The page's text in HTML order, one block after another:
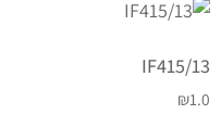
IF415/13
₪1.0